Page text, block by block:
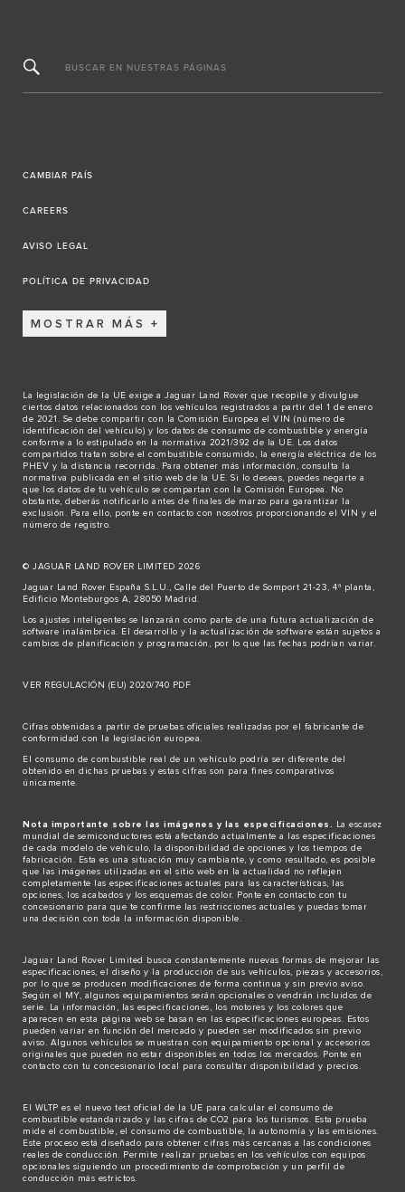
BUSCAR EN NUESTRAS PÁGINAS
CAMBIAR PAÍS
CAREERS
AVISO LEGAL
POLÍTICA DE PRIVACIDAD
MOSTRAR MÁS
La legislación de la UE exige a Jaguar Land Rover que recopile y divulgue
ciertos datos relacionados con los vehículos registrados a partir del 1 de enero
de 2021. Se debe compartir con la Comisión Europea el VIN (número de
identificación del vehículo) y los datos de consumo de combustible y energía
conforme a lo estipulado en la normativa 2021/392 de la UE. Los datos
compartidos tratan sobre el combustible consumido, la energía eléctrica de los
PHEV y la distancia recorrida. Para obtener más información, consulta la
normativa publicada en el sitio web de la UE. Si lo deseas, puedes negarte a
que los datos de tu vehículo se compartan con la Comisión Europea. No
obstante, deberás notificarlo antes de finales de marzo para garantizar la
exclusión. Para ello, ponte en contacto con nosotros proporcionando el VIN y el
número de registro.
© JAGUAR LAND ROVER LIMITED 2026
Jaguar Land Rover España S.L.U., Calle del Puerto de Somport 21-23, 4ª planta,
Edificio Monteburgos A, 28050 Madrid.
Los ajustes inteligentes se lanzarán como parte de una futura actualización de
software inalámbrica. El desarrollo y la actualización de software están sujetos a
cambios de planificación y programación, por lo que las fechas podrían variar.
VER REGULACIÓN (EU) 2020/740 PDF
Cifras obtenidas a partir de pruebas oficiales realizadas por el fabricante de
conformidad con la legislación europea.
El consumo de combustible real de un vehículo podría ser diferente del
obtenido en dichas pruebas y estas cifras son para fines comparativos
únicamente.
Nota importante sobre las imágenes y las especificaciones. La escasez
mundial de semiconductores está afectando actualmente a las especificaciones
de cada modelo de vehículo, la disponibilidad de opciones y los tiempos de
fabricación. Esta es una situación muy cambiante, y como resultado, es posible
que las imágenes utilizadas en el sitio web en la actualidad no reflejen
completamente las especificaciones actuales para las características, las
opciones, los acabados y los esquemas de color. Ponte en contacto con tu
concesionario para que te confirme las restricciones actuales y puedas tomar
una decisión con toda la información disponible.
Jaguar Land Rover Limited busca constantemente nuevas formas de mejorar las
especificaciones, el diseño y la producción de sus vehículos, piezas y accesorios,
por lo que se producen modificaciones de forma continua y sin previo aviso.
Según el MY, algunos equipamientos serán opcionales o vendrán incluidos de
serie. La información, las especificaciones, los motores y los colores que
aparecen en esta página web se basan en las especificaciones europeas. Estos
pueden variar en función del mercado y pueden ser modificados sin previo
aviso. Algunos vehículos se muestran con equipamiento opcional y accesorios
originales que pueden no estar disponibles en todos los mercados. Ponte en
contacto con tu concesionario local para consultar disponibilidad y precios.
El WLTP es el nuevo test oficial de la UE para calcular el consumo de
combustible estandarizado y las cifras de CO2 para los turismos. Esta prueba
mide el combustible, el consumo de combustible, la autonomía y las emisiones.
Este proceso está diseñado para obtener cifras más cercanas a las condiciones
reales de conducción. Permite realizar pruebas en los vehículos con equipos
opcionales siguiendo un procedimiento de comprobación y un perfil de
conducción más estrictos.